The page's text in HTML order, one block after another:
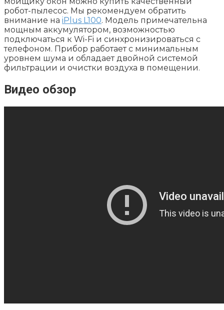
робот-пылесос. Мы рекомендуем обратить
внимание на iPlus L100. Модель примечательна
мощным аккумулятором, возможностью
подключаться к Wi-Fi и синхронизироваться с
телефоном. Прибор работает с минимальным
уровнем шума и обладает двойной системой
фильтрации и очистки воздуха в помещении.
Видео обзор